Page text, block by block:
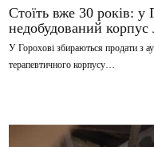
Стоїть вже 30 років: у
недобудований корпус
У Горохові збираються продати з
терапевтичного корпусу…